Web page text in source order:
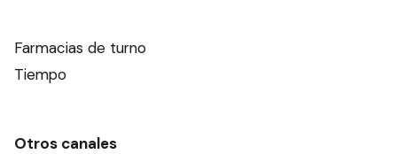
Farmacias de turno
Tiempo
Otros canales